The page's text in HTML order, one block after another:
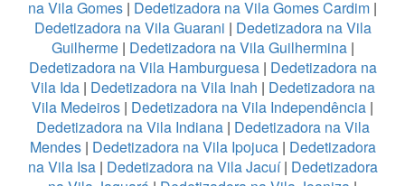
na Vila Gomes | Dedetizadora na Vila Gomes Cardim |
Dedetizadora na Vila Guarani | Dedetizadora na Vila
Guilherme| Dedetizadora na Vila Guilhermina|
Dedetizadora na Vila Hamburguesa| Dedetizadora na
Vila Ida| Dedetizadora na Vila Inah | Dedetizadora na
Vila Medeiros | Dedetizadora na Vila Independência |
Dedetizadora na Vila Indiana| Dedetizadora na Vila
Mendes| Dedetizadora na Vila Ipojuca| Dedetizadora
na Vila Isa| Dedetizadora na Vila Jacuí| Dedetizadora